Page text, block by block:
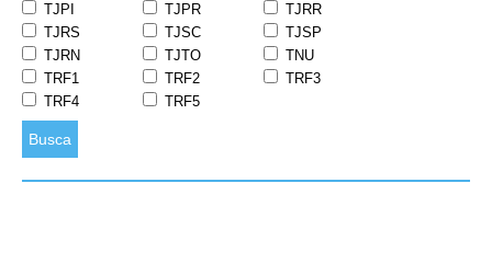
TJPI
TJPR
TJRR
TJRS
TJSC
TJSP
TJRN
TJTO
TNU
TRF1
TRF2
TRF3
TRF4
TRF5
Busca